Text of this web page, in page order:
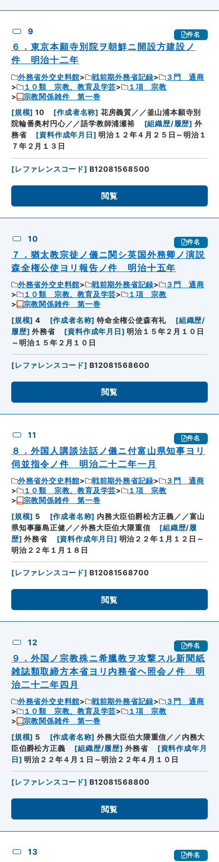
9 件名
６．東京本願寺別院ヲ朝鮮ニ開設方建設ノ
件 明治十二年
外務省外交史料館 戦前期外務省記録
３門 通商
１０類 宗教、教育及学芸
１項 宗教
宗教関係雑件 第一巻
[規模] 10 [作成者名称] 花房義質／／釜山浦本願寺別
院輪番奥村円心／／語学教師浦瀬裕
[組織歴/履歴] 外
務省
[資料作成年月日 ] 明治１２年４月２５日～明治１
７年２月１３日
[レファレンスコード] B12081568500
閲覧
10 件名
７．猶太教宗徒ノ儀ニ関シ英国外務卿ノ演説
森全権公使ヨリ報告ノ件 明治十五年
外務省外交史料館 戦前期外務省記録
３門 通商
１０類 宗教、教育及学芸
１項 宗教
宗教関係雑件 第一巻
[規模] 4 [作成者名称] 特命全権公使森有礼 [組織歴/
履歴] 外務省 [資料作成年月日 ] 明治１５年２月１０日
～明治１５年２月１０日
[レファレンスコード] B12081568600
閲覧
11 件名
８．外国人講談法話ノ儀ニ付富山県知事ヨリ
伺並指令ノ件 明治二十二年一月
外務省外交史料館 戦前期外務省記録
３門 通商
１０類 宗教、教育及学芸
１項 宗教
宗教関係雑件 第一巻
[規模] 5 [作成者名称] 内務大臣伯爵松方正義／／富山
県知事藤島正健／／外務大臣伯大隈重信
[組織歴/履
歴] 外務省 [資料作成年月日] 明治２２年１月１２日～
明治２２年１月１８日
[レファレンスコード] B12081568700
閲覧
12 件名
９．外国ノ宗教殊ニ希臘教ヲ攻撃スル新聞紙
雑誌類取締方本省ヨリ内務省ヘ照会ノ件 明
治二十二年四月
外務省外交史料館 戦前期外務省記録
３門 通商
１０類 宗教、教育及学芸
１項 宗教
宗教関係雑件 第一巻
[規模] 5 [作成者名称] 外務大臣伯大隈重信／／内務大
臣伯爵松方正義
[組織歴/履歴] 外務省 [資料作成年月
日 ] 明治２２年４月１日～明治２２年４月１０日
[レファレンスコード] B12081568800
閲覧
13 件名